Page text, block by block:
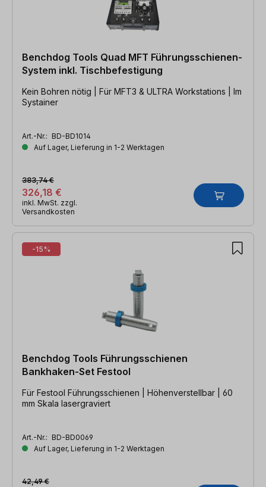
Benchdog Tools Quad MFT Führungsschienen-
System inkl. Tischbefestigung
Kein Bohren nötig | Für MFT3 & ULTRA Workstations | Im
Systainer
Art.-Nr.: BD-BD1014
Auf Lager, Lieferung in 1-2 Werktagen
326,18 €
383,74 €
inkl. MwSt. zzgl.
Versandkosten
-15%
Benchdog Tools Führungsschienen
Bankhaken-Set Festool
Für Festool Führungsschienen | Höhenverstellbar | 60
mm Skala lasergraviert
Art.-Nr.: BD-BD0069
Auf Lager, Lieferung in 1-2 Werktagen
42,49 €